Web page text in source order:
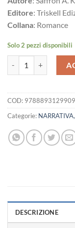
Editore: Triskell
Collana: Romance
Solo 2 pezzi disponibili
COD: 9788893129909
Categorie:
DESCRIZIONE